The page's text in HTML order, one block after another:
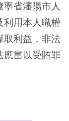
省瀋陽市人
利用本人職權
取利益，非法
應當以受賄罪